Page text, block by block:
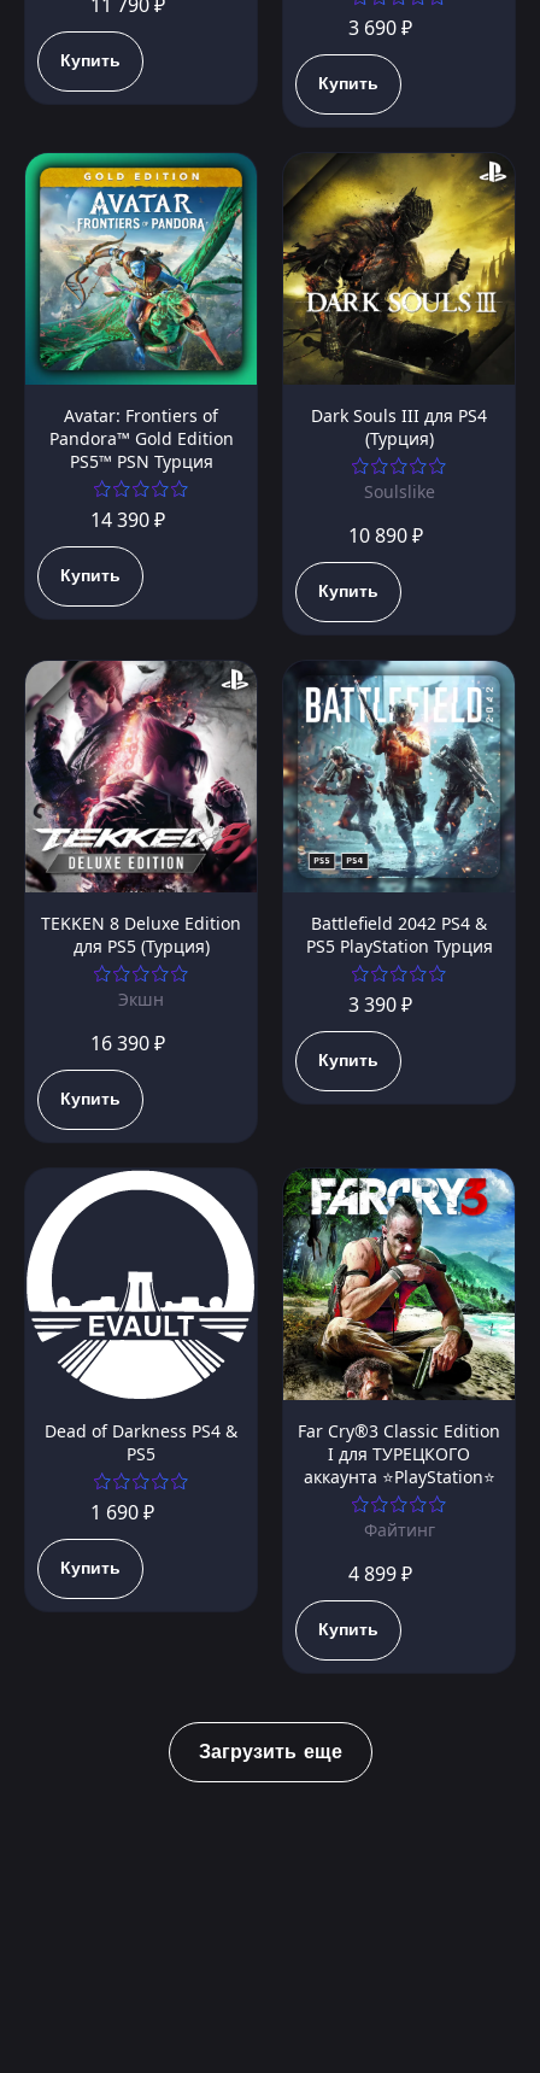
Купить
3 690 ₽
Купить
Avatar: Frontiers of
Pandora™ Gold Edition
PS5™ PSN Турция
14 390 ₽
Купить
Dark Souls III для PS4
(Турция)
Soulslike
10 890 ₽
Купить
TEKKEN 8 Deluxe Edition
для PS5 (Турция)
Экшн
16 390 ₽
Купить
Battlefield 2042 PS4 &
PS5 PlayStation Турция
3 390 ₽
Купить
Dead of Darkness PS4 &
PS5
1 690 ₽
Купить
Far Cry®3 Classic Edition
I для ТУРЕЦКОГО
аккаунта ⭐PlayStation⭐
Файтинг
4 899 ₽
Купить
Загрузить еще